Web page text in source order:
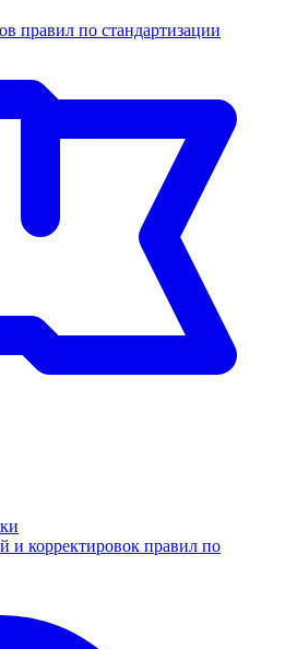
правил по стандартизации
и корректировок правил по